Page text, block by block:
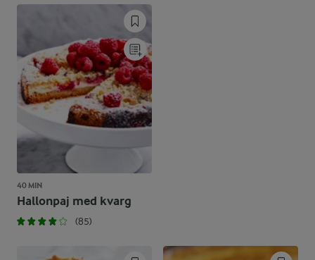
40 MIN
Hallonpaj med kvarg
(85)